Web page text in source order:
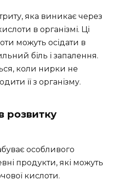
яка виникає через
в організмі. Ці
можуть осідати в
біль і запалення.
коли нирки не
її з організму.
розвитку
особливого
продукти, які можуть
кислоти.